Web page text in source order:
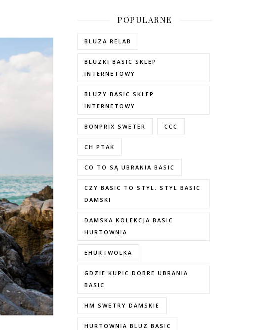
POPULARNE
BLUZA RELAB
BLUZKI BASIC SKLEP
INTERNETOWY
BLUZY BASIC SKLEP
INTERNETOWY
BONPRIX SWETER CCC
CH PTAK
CO TO SĄ UBRANIA BASIC
CZY BASIC TO STYL. STYL BASIC
DAMSKI
DAMSKA KOLEKCJA BASIC
HURTOWNIA
EHURTWOLKA
GDZIE KUPIC DOBRE UBRANIA
BASIC
HM SWETRY DAMSKIE
HURTOWNIA BLUZ BASIC